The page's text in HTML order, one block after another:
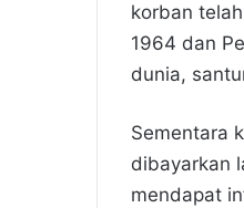
korban
1964 dan
dunia,
Sementara
dibayarkan
mendapat